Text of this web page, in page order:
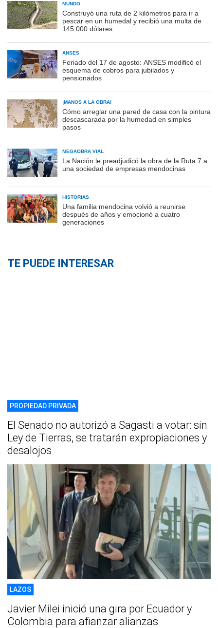
MUNDO
Construyó una ruta de 2 kilómetros para ir a
pescar en un humedal y recibió una multa de
145.000 dólares
ANSES
Feriado del 17 de agosto: ANSES modificó el
esquema de cobros para jubilados y
pensionados
¡MANOS A LA OBRA!
Cómo arreglar una pared de casa con la pintura
descascarada por la humedad en simples
pasos
MEGAOBRA VIAL
La Nación le preadjudicó la obra de la Ruta 7 a
una sociedad de empresas mendocinas
HISTORIAS
Una familia mendocina volvió a reunirse
después de años y emocionó a cuatro
generaciones
TE PUEDE INTERESAR
PROPIEDAD PRIVADA
El Senado no autorizó a Sagasti a votar: sin
Ley de Tierras, se tratarán expropiaciones y
desalojos
LAZOS
Javier Milei inició una gira por Ecuador y
Colombia para afianzar alianzas